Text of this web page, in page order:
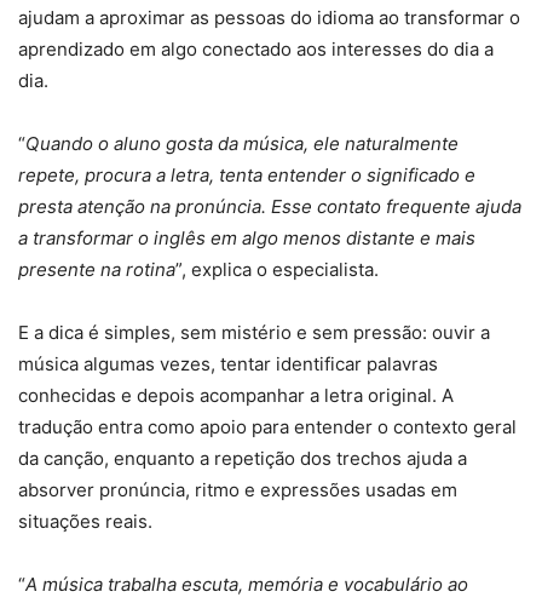
ajudam a aproximar as pessoas do idioma ao transformar o
aprendizado em algo conectado aos interesses do dia a
dia.
“Quando o aluno gosta da música, ele naturalmente
repete, procura a letra, tenta entender o significado e
presta atenção na pronúncia. Esse contato frequente ajuda
a transformar o inglês em algo menos distante e mais
presente na rotina”, explica o especialista.
E a dica é simples, sem mistério e sem pressão: ouvir a
música algumas vezes, tentar identificar palavras
conhecidas e depois acompanhar a letra original. A
tradução entra como apoio para entender o contexto geral
da canção, enquanto a repetição dos trechos ajuda a
absorver pronúncia, ritmo e expressões usadas em
situações reais.
“A música trabalha escuta, memória e vocabulário ao